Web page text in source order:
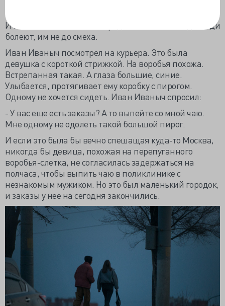
И смеется. В его кабинете редко смеялись. Когда люди
болеют, им не до смеха.
Иван Иваныч посмотрел на курьера. Это была
девушка с короткой стрижкой. На воробья похожа.
Встрепанная такая. А глаза большие, синие.
Улыбается, протягивает ему коробку с пирогом.
Одному не хочется сидеть. Иван Иваныч спросил:
- У вас еще есть заказы? А то выпейте со мной чаю.
Мне одному не одолеть такой большой пирог.
И если это была бы вечно спешащая куда-то Москва,
никогда бы девица, похожая на перепуганного
воробья-слетка, не согласилась задержаться на
полчаса, чтобы выпить чаю в поликлинике с
незнакомым мужиком. Но это был маленький городок,
и заказы у нее на сегодня закончились.